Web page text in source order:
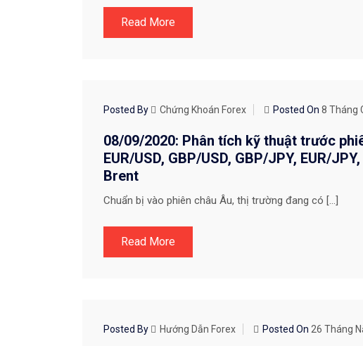
Read More
CHIẾN LƯỢC GIAO DỊCH
Posted By Chứng Khoán Forex Posted On 8 Tháng
08/09/2020: Phân tích kỹ thuật trước
EUR/USD, GBP/USD, GBP/JPY, EUR/
Brent
Chuẩn bị vào phiên châu Âu, thị trường đang có […]
Read More
Posted By Hướng Dẫn Forex Posted On 26 Tháng